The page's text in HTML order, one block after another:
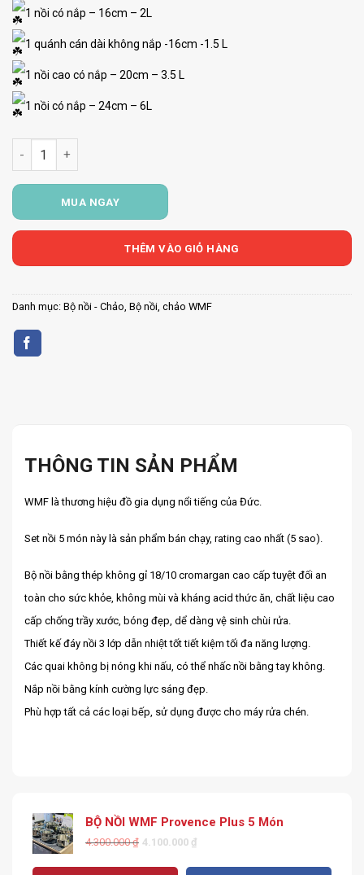
1 nồi có nắp – 16cm – 2L
1 quánh cán dài không nắp -16cm -1.5 L
1 nồi cao có nắp – 20cm – 3.5 L
1 nồi có nắp – 24cm – 6L
BỘ NỒI WMF Provence Plus 5 Món số lượng
MUA NGAY
THÊM VÀO GIỎ HÀNG
Danh mục: Bộ nồi - Chảo, Bộ nồi, chảo WMF
THÔNG TIN SẢN PHẨM
WMF là thương hiệu đồ gia dụng nổi tiếng của Đức.
Set nồi 5 món này là sản phẩm bán chạy, rating cao nhất (5 sao).
Bộ nồi bằng thép không gỉ 18/10 cromargan cao cấp tuyệt đối an
toàn cho sức khỏe, không mùi và kháng acid thức ăn, chất liệu cao
cấp chống trầy xước, bóng đẹp, dể dàng vệ sinh chùi rửa.
Thiết kế đáy nồi 3 lớp dẫn nhiệt tốt tiết kiệm tối đa năng lượng.
Các quai không bị nóng khi nấu, có thể nhấc nồi bằng tay không.
Nắp nồi bằng kính cường lực sáng đẹp.
Phù hợp tất cả các loại bếp, sử dụng được cho máy rửa chén.
BỘ NỒI WMF Provence Plus 5 Món
4.300.000₫ 4.100.000 ₫